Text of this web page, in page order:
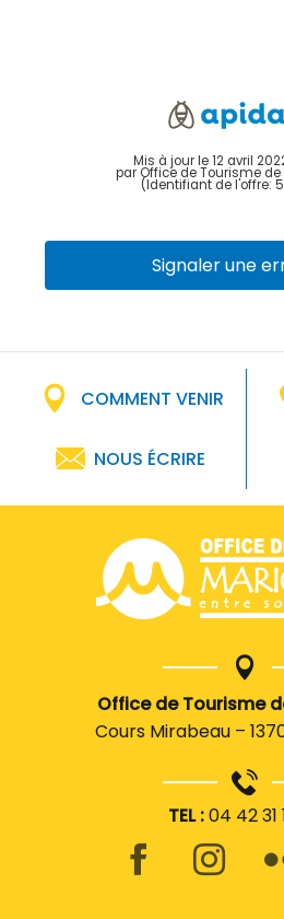
Mis à jour le 12 avril
par Office de Tourisme
(Identifiant de l'offre:
Signaler une
COMMENT VENIR
NOUS ÉCRIRE
Office de Tourisme
Cours Mirabeau –
TEL :04 42 31